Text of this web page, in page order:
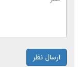
ارسال نظر